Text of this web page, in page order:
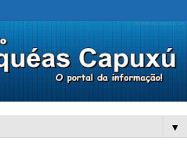
▼